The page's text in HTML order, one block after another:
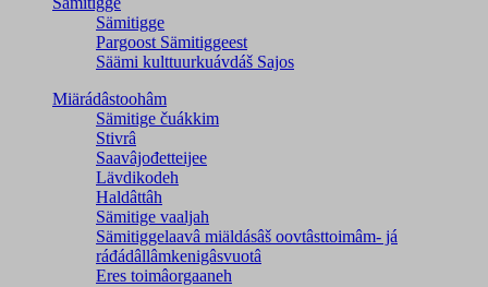
Sämitigge
Pargoost Sämitiggeest
Säämi kulttuurkuávdáš Sajos
Miärádâstoohâm
Sämitige čuákkim
Stivrâ
Saavâjođetteijee
Lävdikodeh
Haldâttâh
Sämitige vaaljah
Sämitiggelaavâ miäldásâš oovtâsttoimâm- já
ráđádâllâmkenigâsvuotâ
Eres toimâorgaaneh